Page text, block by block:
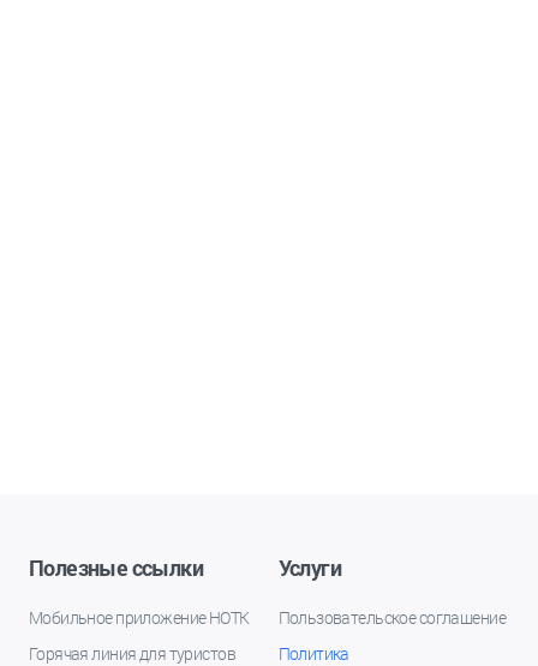
Полезные ссылки
Мобильное приложение НОТК
Горячая линия для туристов
Услуги
Пользовательское соглашение
Политика